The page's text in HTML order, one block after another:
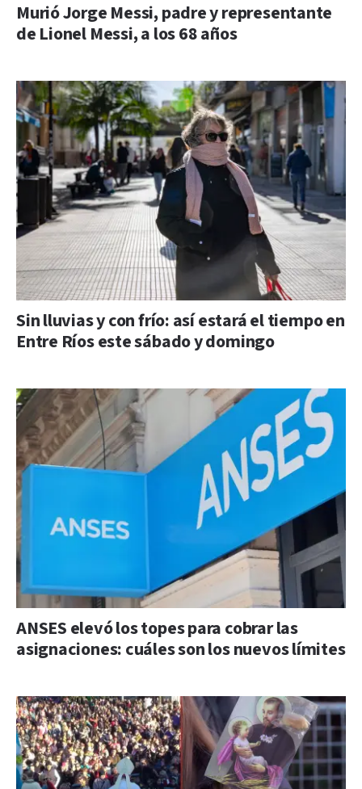
Murió Jorge Messi, padre y representante
de Lionel Messi, a los 68 años
Sin lluvias y con frío: así estará el tiempo en
Entre Ríos este sábado y domingo
ANSES elevó los topes para cobrar las
asignaciones: cuáles son los nuevos límites